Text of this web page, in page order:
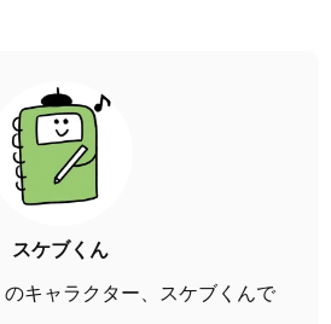
スケブくん
のキャラクター、スケブくんで